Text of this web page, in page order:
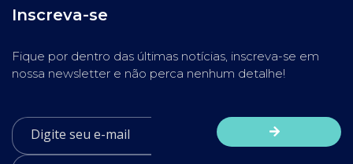
Inscreva-se
Fique por dentro das últimas notícias, inscreva-se em
nossa newsletter e não perca nenhum detalhe!